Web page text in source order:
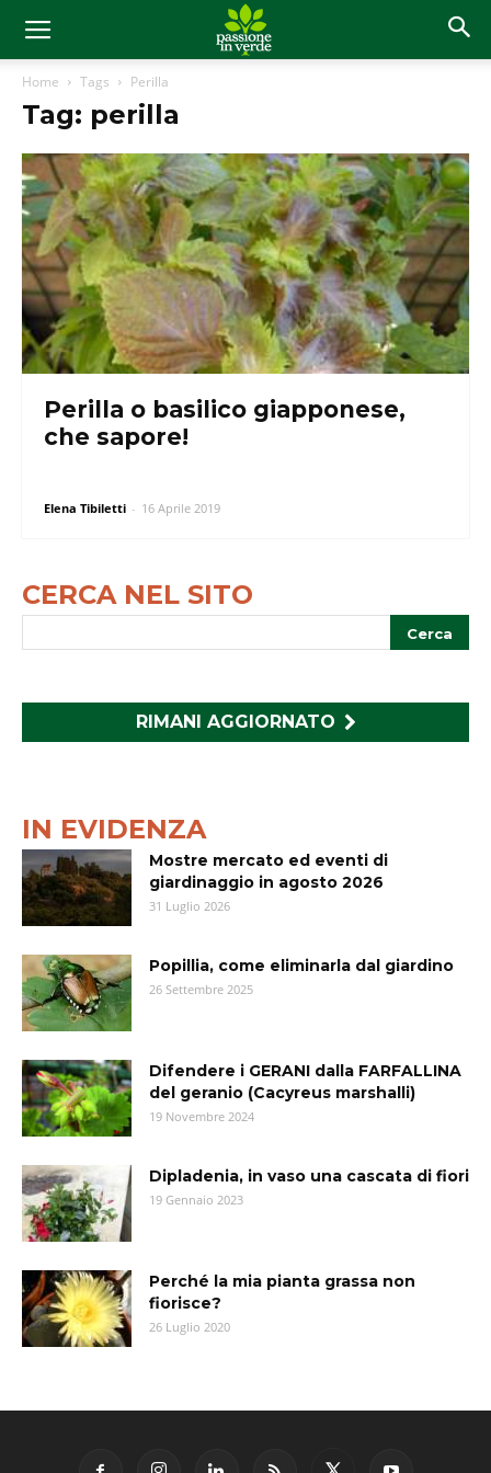
Home Tags Perilla
Tag: perilla
Perilla o basilico giapponese,
che sapore!
Elena Tibiletti - 16 Aprile 2019
CERCA NEL SITO
RIMANI AGGIORNATO
IN EVIDENZA
Mostre mercato ed eventi di
giardinaggio in agosto 2026
31 Luglio 2026
Popillia, come eliminarla dal giardino
26 Settembre 2025
Difendere i GERANI dalla FARFALLINA
del geranio (Cacyreus marshalli)
19 Novembre 2024
Dipladenia, in vaso una cascata di fiori
19 Gennaio 2023
Perché la mia pianta grassa non
fiorisce?
26 Luglio 2020